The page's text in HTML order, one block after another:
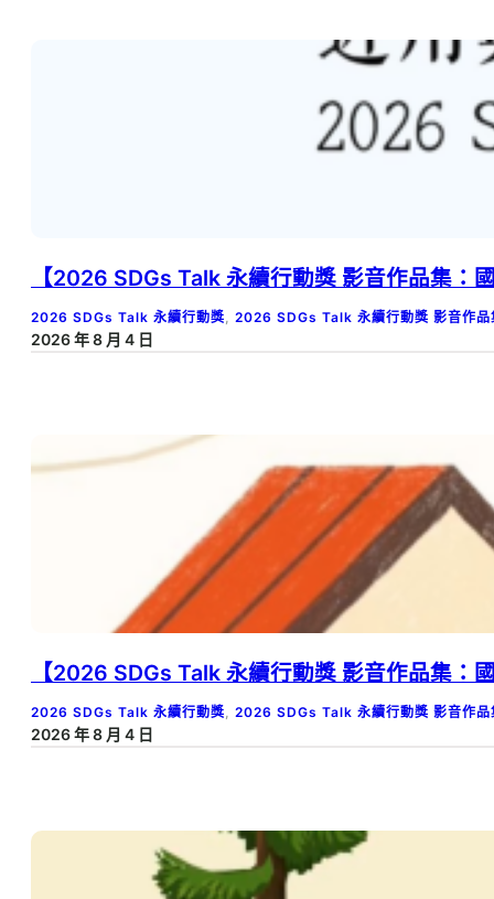
【2026 SDGs Talk 永續行動獎 影音作品集
2026 SDGs Talk 永續行動獎 2026 SDGs Talk 永續行動獎 影音作品
2026 年 8 月 4 日
【2026 SDGs Talk 永續行動獎 影音作品集：
2026 SDGs Talk 永續行動獎, 2026 SDGs Talk 永續行動獎 影音作品
2026 年 8 月 4 日